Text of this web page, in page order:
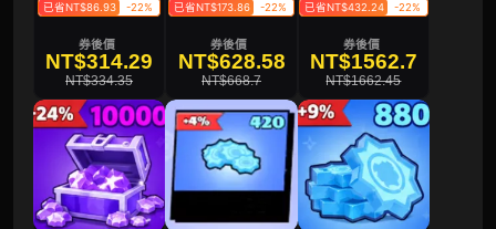
已省NT$86.93 -22%
券後價
NT$314.29
NT$334.35
已省NT$173.86 -22%
券後價
NT$628.58
NT$668.7
已省NT$432.24 -22%
券後價
NT$1562.7
NT$1662.45